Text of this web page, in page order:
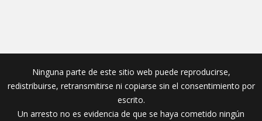
Ninguna parte de este sitio web puede reproducirse,
redistribuirse, retransmitirse ni copiarse sin el consentimiento por
escrito.
Un arresto no es evidencia de que se haya cometido ningún